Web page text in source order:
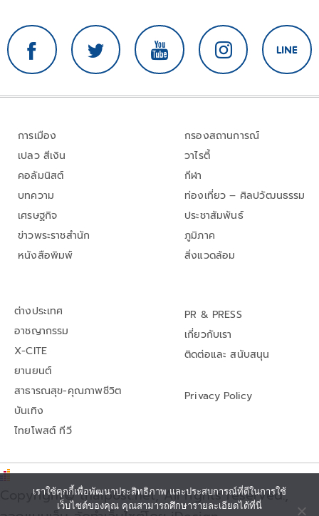
การเมือง
เปลว สีเงิน
คอลัมนิสต์
บทความ
เศรษฐกิจ
ข่าวพระราชสำนัก
หนังสือพิมพ์
กรองสถานการณ์
วาไรตี้
กีฬา
ท่องเที่ยว – ศิลปวัฒนธรรม
ประชาสัมพันธ์
ภูมิภาค
สิ่งแวดล้อม
ต่างประเทศ
อาชญากรรม
X-CITE
ยานยนต์
สาธารณสุข-คุณภาพชีวิต
บันเทิง
ไทยโพสต์ ทีวี
PR & PRESS
เกี่ยวกับเรา
ติดต่อและ สนับสนุน
Privacy Policy
Copyright© thaipost.net, All rights reserved.,
เราใช้คุกกี้เพื่อพัฒนาประสิทธิภาพ และประสบการณ์ที่ดีในการใช้
เว็บไซต์ของคุณ คุณสามารถศึกษารายละเอียดได้ที่นี่